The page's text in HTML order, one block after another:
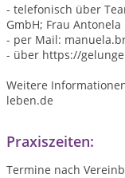
- telefonisch über
GmbH; Frau Antonela
- per Mail:
- über https://
Weitere
leben.de
Praxiszeiten:
Termine nach